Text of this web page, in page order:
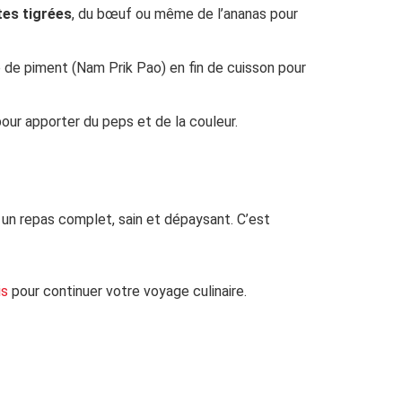
tigrées, du bœuf ou même de l’ananas pour
piment (Nam Prik Pao) en fin de cuisson pour
apporter du peps et de la couleur.
repas complet, sain et dépaysant. C’est
pour continuer votre voyage culinaire.